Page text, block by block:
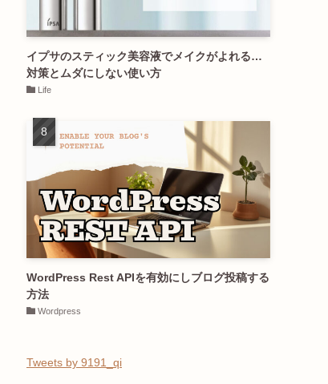
イプサのスティック美容液でメイクがよれる…
対策とムダにしない使い方
Life
WordPress Rest APIを有効にしブログ投稿する
方法
Wordpress
Tweets by 9191_qi